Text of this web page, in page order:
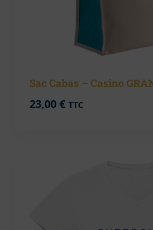
Sac Cabas – Casino
23,00 € TTC